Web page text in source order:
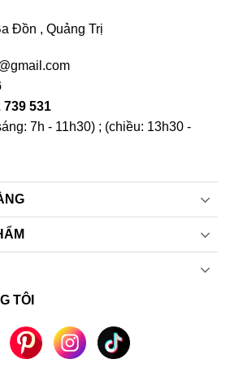
Đồn , Quảng Trị
739 531
7h - 11h30) ; (chiều: 13h30 -
TÔI